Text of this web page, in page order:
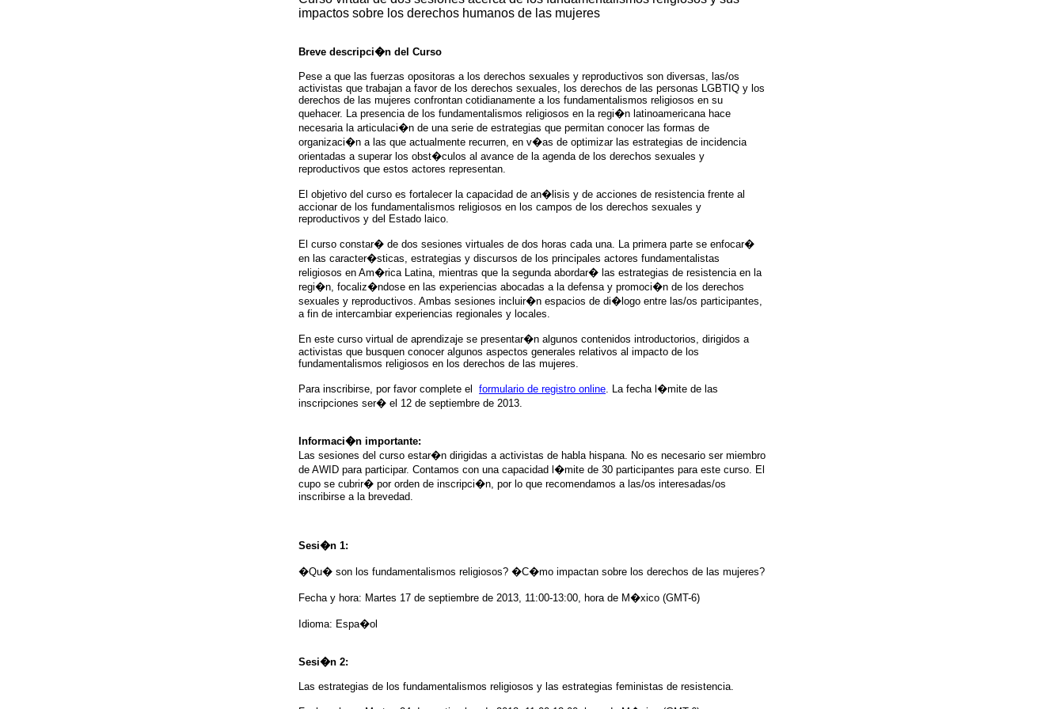
impactos sobre los derechos humanos de las mujeres
Breve descripci�n del Curso
Pese a que las fuerzas opositoras a los derechos sexuales y reproductivos son diversas, las/os
activistas que trabajan a favor de los derechos sexuales, los derechos de las personas LGBTIQ y los
derechos de las mujeres confrontan cotidianamente a los fundamentalismos religiosos en su
quehacer. La presencia de los fundamentalismos religiosos en la regi�n latinoamericana hace
necesaria la articulaci�n de una serie de estrategias que permitan conocer las formas de
organizaci�n a las que actualmente recurren, en v�as de optimizar las estrategias de incidencia
orientadas a superar los obst�culos al avance de la agenda de los derechos sexuales y
reproductivos que estos actores representan.
El objetivo del curso es fortalecer la capacidad de an�lisis y de acciones de resistencia frente al
accionar de los fundamentalismos religiosos en los campos de los derechos sexuales y
reproductivos y del Estado laico.
El curso constar� de dos sesiones virtuales de dos horas cada una. La primera parte se enfocar�
en las caracter�sticas, estrategias y discursos de los principales actores fundamentalistas
religiosos en Am�rica Latina, mientras que la segunda abordar� las estrategias de resistencia en la
regi�n, focaliz�ndose en las experiencias abocadas a la defensa y promoci�n de los derechos
sexuales y reproductivos. Ambas sesiones incluir�n espacios de di�logo entre las/os participantes,
a fin de intercambiar experiencias regionales y locales.
En este curso virtual de aprendizaje se presentar�n algunos contenidos introductorios, dirigidos a
activistas que busquen conocer algunos aspectos generales relativos al impacto de los
fundamentalismos religiosos en los derechos de las mujeres.
Para inscribirse, por favor complete el formulario de registro online. La fecha l�mite de las
inscripciones ser� el 12 de septiembre de 2013.
Informaci�n importante:
Las sesiones del curso estar�n dirigidas a activistas de habla hispana. No es necesario ser miembro
de AWID para participar. Contamos con una capacidad l�mite de 30 participantes para este curso. El
cupo se cubrir� por orden de inscripci�n, por lo que recomendamos a las/os interesadas/os
inscribirse a la brevedad.
Sesi�n 1:
�Qu� son los fundamentalismos religiosos? �C�mo impactan sobre los derechos de las mujeres?
Fecha y hora: Martes 17 de septiembre de 2013, 11:00-13:00, hora de M�xico (GMT-6)
Idioma: Espa�ol
Sesi�n 2:
Las estrategias de los fundamentalismos religiosos y las estrategias feministas de resistencia.